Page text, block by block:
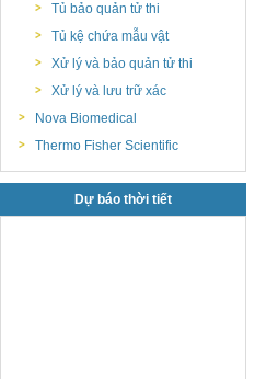
Tủ bảo quản tử thi
Tủ kệ chứa mẫu vật
Xử lý và bảo quản tử thi
Xử lý và lưu trữ xác
Nova Biomedical
Thermo Fisher Scientific
Dự báo thời tiết